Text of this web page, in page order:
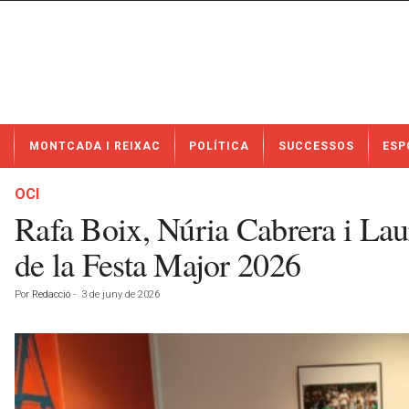
t
MONTCADA I REIXAC POLÍTICA SUCCESSOS
OCI
Rafa Boix, Núria Cabrera i
de la Festa Major 2026
Por Redacció - 3 de juny de 2026